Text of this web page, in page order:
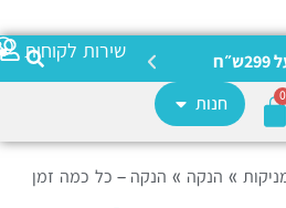
שירות לקוחותצריכה
חנות
»הנקה»הנקה – כל כמה זמן